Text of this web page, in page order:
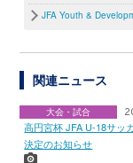
JFA Youth &
関連ニュース
大会・試合
高円宮杯 JFA U-18サ
決定のお知らせ